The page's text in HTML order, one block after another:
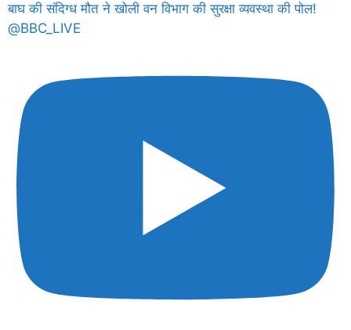
बाघ की संदिग्ध मौत ने खोली वन विभाग की सुरक्षा व्यवस्था की पोल!
@BBC_LIVE